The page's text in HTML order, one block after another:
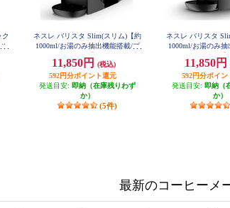
ク
ネスレ バリスタ Slim(スリム)【約
1000ml/お湯のみ抽出機能搭載/プ
11,850円
(税込)
592円分ポイント還元
発送目安: 即納（在庫残りわず
か）
(5件)
ネスレ バリスタ
1000ml/お湯のみ
11,850円
592円分ポイン
発送目安: 即納（
か）
最新のコーヒーメ